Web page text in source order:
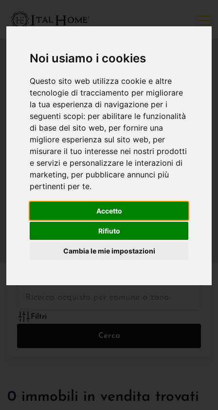
Noi usiamo i cookies
Questo sito web utilizza cookie e altre
tecnologie di tracciamento per migliorare
la tua esperienza di navigazione per i
seguenti scopi: per abilitare le funzionalità
di base del sito web, per fornire una
migliore esperienza sul sito web, per
misurare il tuo interesse nei nostri prodotti
e servizi e personalizzare le interazioni di
marketing, per pubblicare annunci più
pertinenti per te.
Accetto
Rifiuto
Cambia le mie impostazioni
Filtri
Cerca
0 immobili in vendita trovati